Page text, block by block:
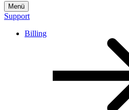
Menü
Support
Billing